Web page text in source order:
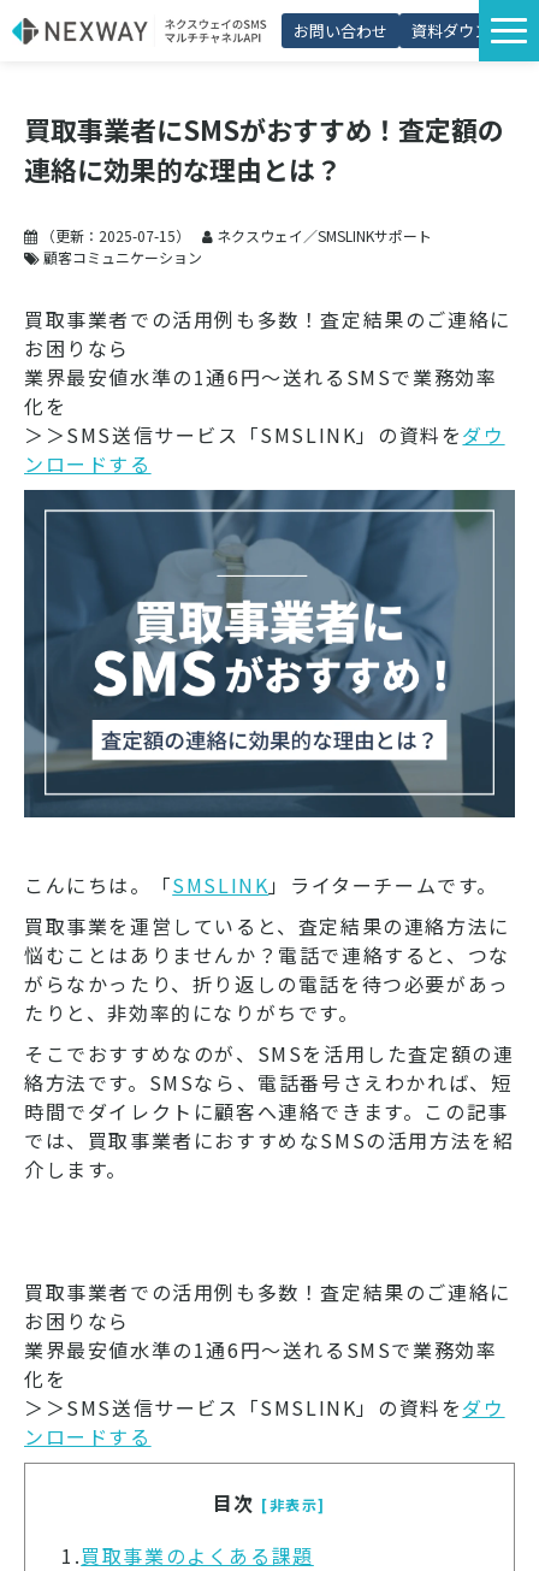
お問い合わせ 資料ダウンロード
選ばれる理由
プラン・価格
導入事例
コラム
パートナー制度
買取事業者にSMSがおすすめ！査定額の
連絡に効果的な理由とは？
（更新： 2025-07-15）
ネクスウェイ／SMSLINKサポート
顧客コミュニケーション
買取事業者での活用例も多数！査定結果のご連絡に
お困りなら
業界最安値水準の1通6円～送れるSMSで業務効率
化を
＞＞SMS送信サービス「SMSLINK」の資料をダウ
ンロードする
こんにちは。「SMSLINK」ライターチームです。
買取事業を運営していると、査定結果の連絡方法に
悩むことはありませんか？電話で連絡すると、つな
がらなかったり、折り返しの電話を待つ必要があっ
たりと、非効率的になりがちです。
そこでおすすめなのが、SMSを活用した査定額の連
絡方法です。SMSなら、電話番号さえわかれば、短
時間でダイレクトに顧客へ連絡できます。この記事
では、買取事業者におすすめなSMSの活用方法を紹
介します。
買取事業者での活用例も多数！査定結果のご連絡に
お困りなら
業界最安値水準の1通6円～送れるSMSで業務効率
化を
＞＞SMS送信サービス「SMSLINK」の資料をダウ
ンロードする
目次 [非表示]
1.買取事業のよくある課題